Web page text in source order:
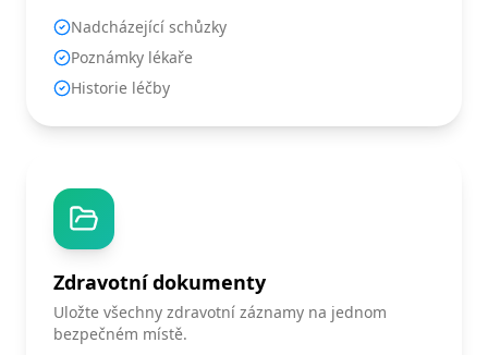
Nadcházející schůzky
Poznámky lékaře
Historie léčby
Zdravotní dokumenty
Uložte všechny zdravotní záznamy na jednom
bezpečném místě.